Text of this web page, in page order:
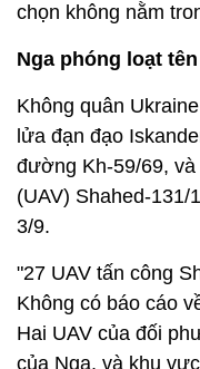
chọn không nằm
Nga phóng loạt
Không quân
lửa đạn đạo
đường Kh-59/69,
(UAV) Shahed-131/
3/9.
"27 UAV tấn công
Không có báo cáo
Hai UAV của đối
của Nga, và khu